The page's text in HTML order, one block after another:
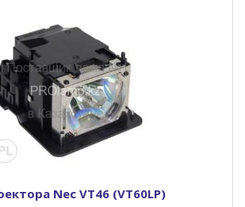
Nec VT46 (VT60LP)